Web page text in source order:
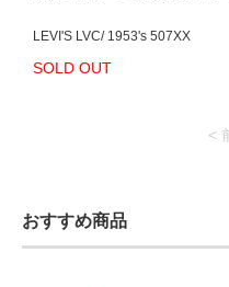
LEVI'S LVC/ 1953's 507XX
SOLD OUT
<
おすすめ商品